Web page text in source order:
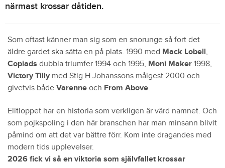
närmast krossar dåtiden.
Som oftast känner man sig som en snorunge så fort det
äldre gardet ska sätta en på plats. 1990 med Mack Lobell,
Copiads dubbla triumfer 1994 och 1995, Moni Maker 1998,
Victory Tilly med Stig H Johanssons målgest 2000 och
givetvis både Varenne och From Above.
Elitloppet har en historia som verkligen är värd namnet. Och
som pojkspoling i den här branschen har man minsann blivit
påmind om att det var bättre förr. Kom inte dragandes med
modern tids upplevelser.
2026 fick vi så en viktoria som självfallet krossar